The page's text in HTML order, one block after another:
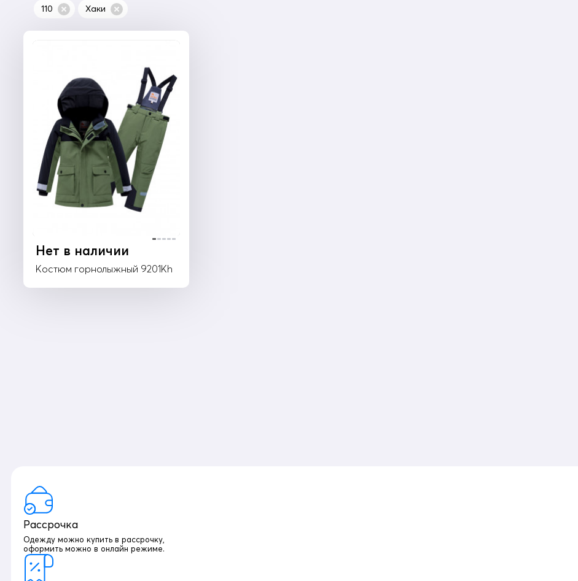
110 Хаки
Нет в наличии
Костюм горнолыжный 9201Kh
Рассрочка
Одежду можно купить в рассрочку,
оформить можно в онлайн режиме.